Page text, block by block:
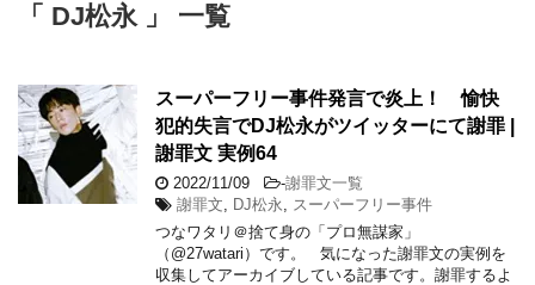
「 DJ松永 」 一覧
スーパーフリー事件発言で炎上！ 愉快
犯的失言でDJ松永がツイッターにて謝罪 |
謝罪文 実例64
2022/11/09 -謝罪文一覧
謝罪文
DJ松永
スーパーフリー事件
つなワタリ＠捨て身の「プロ無謀家」
（@27watari）です。 気になった謝罪文の実例を
収集してアーカイブしている記事です。謝罪するよ